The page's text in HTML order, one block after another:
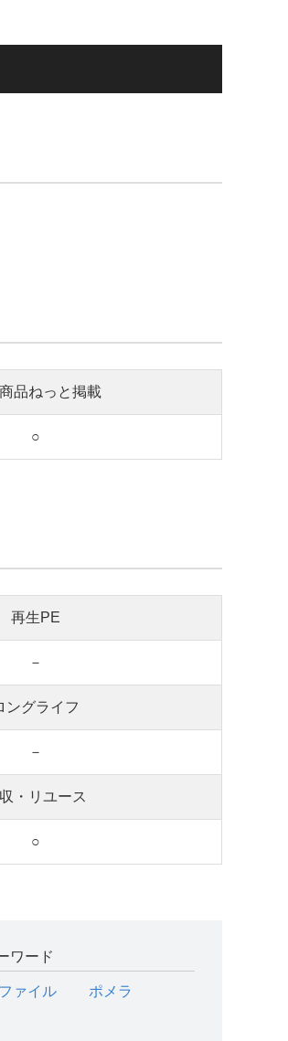
品ねっと掲載
○
再生PE
－
ングライフ
－
・リユース
○
ワード
ァイル ポメラ